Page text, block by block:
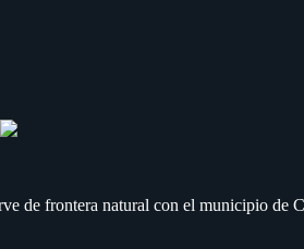
de frontera natural con el municipio de